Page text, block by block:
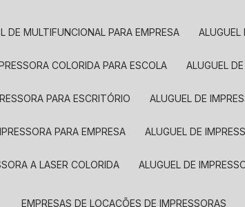
DE MULTIFUNCIONAL PARA EMPRESA
COLORIDA PARA ESCOLA ALUGUEL
PARA ESCRITÓRIO ALUGUEL DE
PARA EMPRESA ALUGUEL DE
A LASER COLORIDA ALUGUEL DE
EMPRESAS DE LOCAÇÕES DE IMPRESSORAS